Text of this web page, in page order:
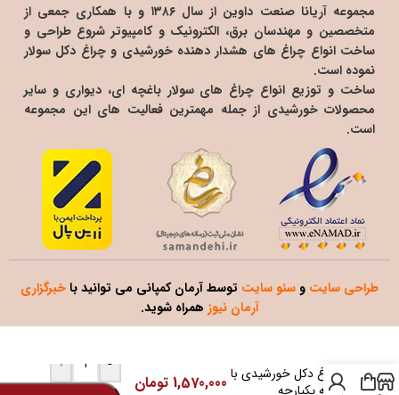
مجموعه آریانا صنعت داوین از سال ۱۳۸۶ و با همکاری جمعی از
متخصصین و مهندسان برق، الکترونیک و کامپیوتر شروع طراحی و
ساخت انواع چراغ های هشدار دهنده خورشیدی و چراغ دکل سولار
نموده است.
ساخت و توزیع انواع چراغ های سولار باغچه ای، دیواری و سایر
محصولات خورشیدی از جمله مهمترین فعالیت های این مجموعه
است.
طراحی سایت و سئو سایت توسط آرمان کمپانی می توانید با خبرگزاری
آرمان نیوز همراه شوید.
چراغ دکل خورشیدی با
بدنه یکپارچه
1,570,000 تومان
-
+